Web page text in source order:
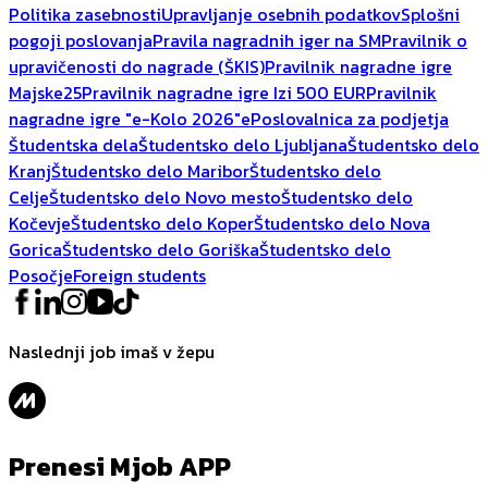
Politika zasebnostiUpravljanje osebnih podatkovSplošni
pogoji poslovanjaPravila nagradnih iger na SMPravilnik o
upravičenosti do nagrade (ŠKIS)Pravilnik nagradne igre
Majske25Pravilnik nagradne igre Izi 500 EURPravilnik
nagradne igre "e-Kolo 2026"ePoslovalnica za podjetja
Študentska delaŠtudentsko delo LjubljanaŠtudentsko delo
KranjŠtudentsko delo MariborŠtudentsko delo
CeljeŠtudentsko delo Novo mestoŠtudentsko delo
KočevjeŠtudentsko delo KoperŠtudentsko delo Nova
GoricaŠtudentsko delo GoriškaŠtudentsko delo
PosočjeForeign students
Naslednji job imaš v žepu
Prenesi Mjob APP